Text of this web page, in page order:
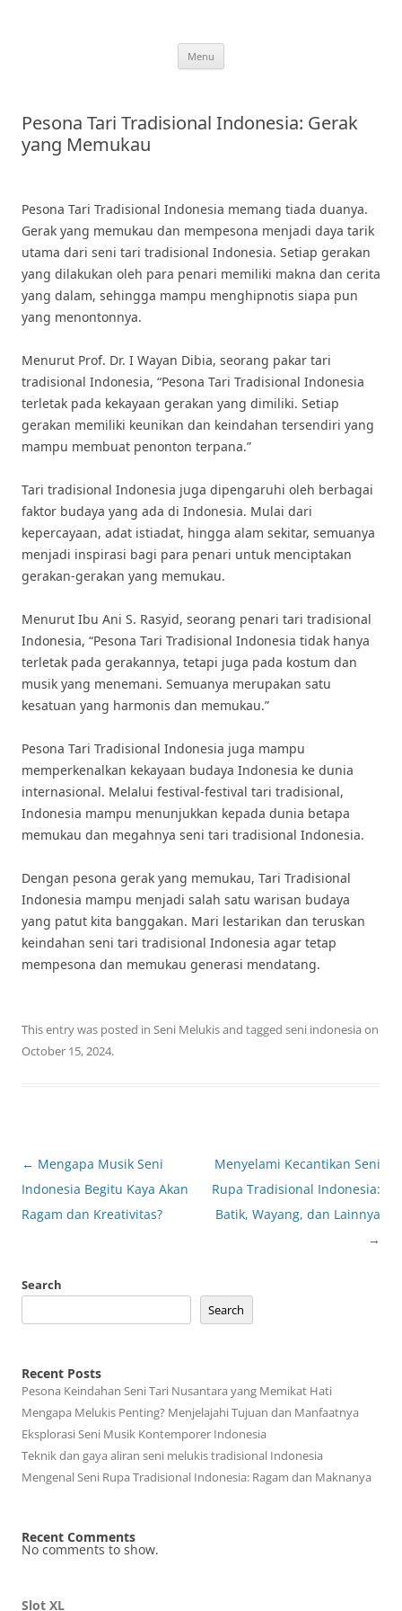
Menu
Pesona Tari Tradisional Indonesia: Gerak
yang Memukau
Pesona Tari Tradisional Indonesia memang tiada duanya.
Gerak yang memukau dan mempesona menjadi daya tarik
utama dari seni tari tradisional Indonesia. Setiap gerakan
yang dilakukan oleh para penari memiliki makna dan cerita
yang dalam, sehingga mampu menghipnotis siapa pun
yang menontonnya.
Menurut Prof. Dr. I Wayan Dibia, seorang pakar tari
tradisional Indonesia, “Pesona Tari Tradisional Indonesia
terletak pada kekayaan gerakan yang dimiliki. Setiap
gerakan memiliki keunikan dan keindahan tersendiri yang
mampu membuat penonton terpana.”
Tari tradisional Indonesia juga dipengaruhi oleh berbagai
faktor budaya yang ada di Indonesia. Mulai dari
kepercayaan, adat istiadat, hingga alam sekitar, semuanya
menjadi inspirasi bagi para penari untuk menciptakan
gerakan-gerakan yang memukau.
Menurut Ibu Ani S. Rasyid, seorang penari tari tradisional
Indonesia, “Pesona Tari Tradisional Indonesia tidak hanya
terletak pada gerakannya, tetapi juga pada kostum dan
musik yang menemani. Semuanya merupakan satu
kesatuan yang harmonis dan memukau.”
Pesona Tari Tradisional Indonesia juga mampu
memperkenalkan kekayaan budaya Indonesia ke dunia
internasional. Melalui festival-festival tari tradisional,
Indonesia mampu menunjukkan kepada dunia betapa
memukau dan megahnya seni tari tradisional Indonesia.
Dengan pesona gerak yang memukau, Tari Tradisional
Indonesia mampu menjadi salah satu warisan budaya
yang patut kita banggakan. Mari lestarikan dan teruskan
keindahan seni tari tradisional Indonesia agar tetap
mempesona dan memukau generasi mendatang.
This entry was posted in Seni Melukisand tagged seni indonesia on
October 15, 2024.
Post
navigation
← Mengapa Musik Seni
Indonesia Begitu Kaya Akan
Ragam dan Kreativitas?
Menyelami Kecantikan Seni
Rupa Tradisional Indonesia:
Batik, Wayang, dan Lainnya
→
Search
Search
Recent Posts
Pesona Keindahan Seni Tari Nusantara yang Memikat Hati
Mengapa Melukis Penting? Menjelajahi Tujuan dan Manfaatnya
Eksplorasi Seni Musik Kontemporer Indonesia
Teknik dan gaya aliran seni melukis tradisional Indonesia
Mengenal Seni Rupa Tradisional Indonesia: Ragam dan Maknanya
Recent Comments
No comments to show.
Slot XL